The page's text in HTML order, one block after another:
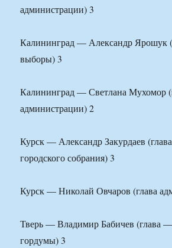
администрации) 3
Калининград — Александр
выборы) 3
Калининград — Светлана Мухомор
администрации) 2
Курск — Александр Закурдаев
городского собрания) 3
Курск — Николай Овчаров (глава
Тверь — Владимир Бабичев (глава —
гордумы) 3